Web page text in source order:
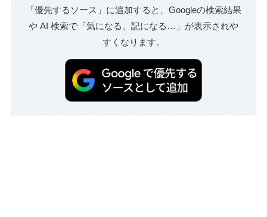
「優先するソース」に追加すると、Googleの検索結果
や AI 検索で「気になる、記になる…」が表示されや
すくなります。